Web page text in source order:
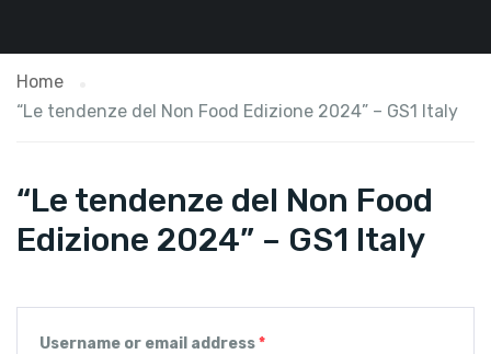
Home
“Le tendenze del Non Food Edizione 2024” – GS1 Italy
“Le tendenze del Non Food
Edizione 2024” – GS1 Italy
Username or email address*